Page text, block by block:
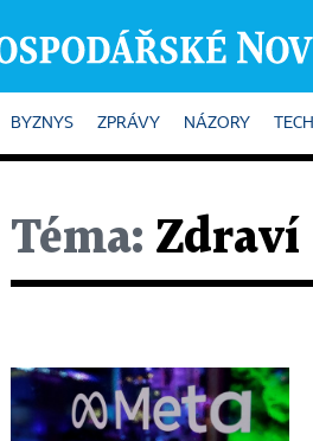
BYZNYS ZPRÁVY NÁZORY TECH
Téma: Zdraví